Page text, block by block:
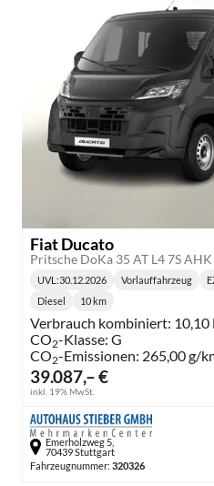
Fiat Ducato
Pritsche DoKa 35 AT L4 7S AHK
39.087,– €
inkl. 19% MwSt.
Lieferzeit:
UVL :30.12.2026 Vorlauffahrzeug
Kraftstoff:
Diesel
Kilometerstand:
10 km
Verbrauch kombiniert:
CO2-Klasse: G
CO2-Emissionen: 265,00 g/
Emerholzweg 5,
70439 Stuttgart
Fahrzeugnummer: 320326